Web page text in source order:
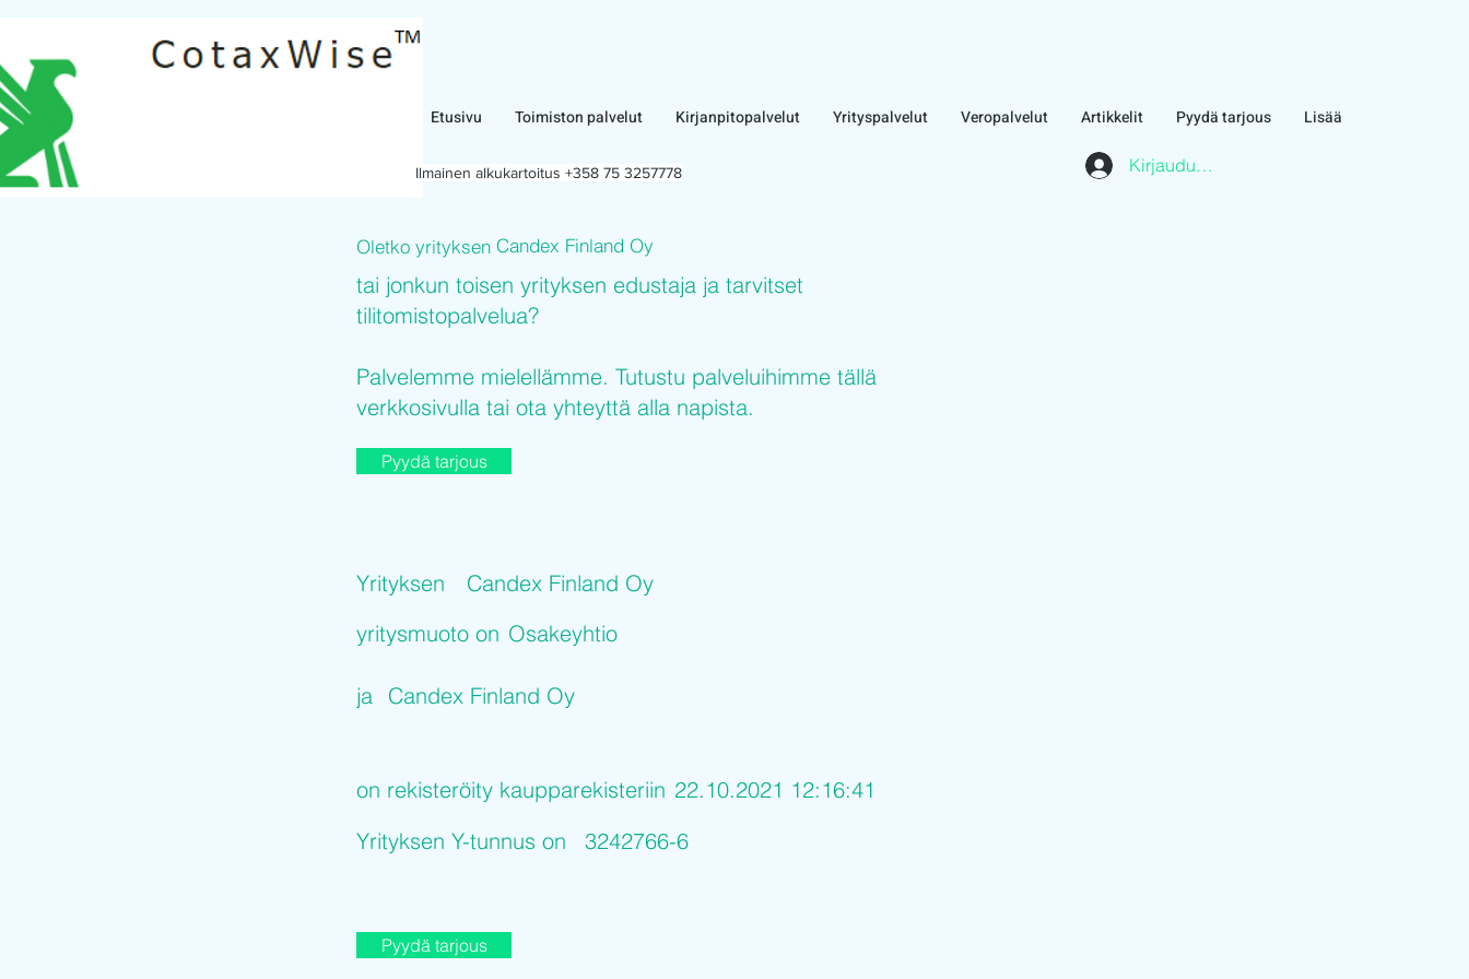
Etusivu Toimiston palvelut Kirjanpitopalvelut Yrityspalvelut Veropalvelut Artikkelit Pyydä tarjous Lisää
Kirjaudu asiakasalueelle
Ilmainen alkukartoitus +358 75 3257778
Candex Finland Oy
Oletko yrityksen
tai jonkun toisen yrityksen edustaja ja tarvitset
tilitomistopalvelua?
Palvelemme mielellämme. Tutustu palveluihimme tällä
verkkosivulla tai ota yhteyttä alla napista.
Pyydä tarjous
Candex Finland Oy
Yrityksen
Osakeyhtio
yritysmuoto on
ja Candex Finland Oy
on rekisteröity kaupparekisteriin 22.10.2021 12:16:41
Yrityksen Y-tunnus on
3242766-6
Pyydä tarjous